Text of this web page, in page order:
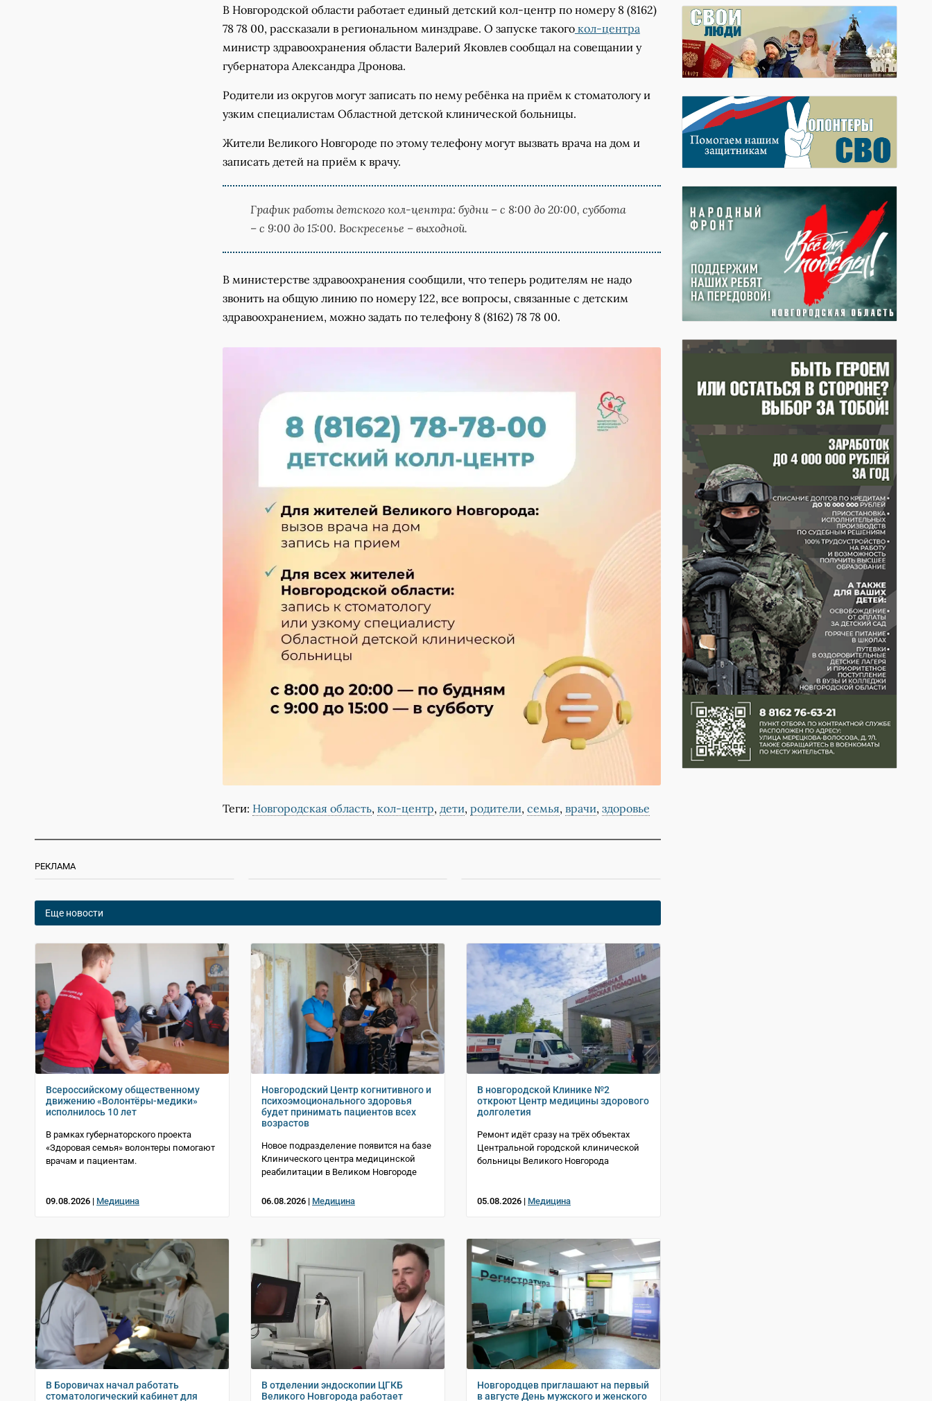
В Новгородской области работает единый детский кол-центр по номеру 8 (8162)
78 78 00, рассказали в региональном минздраве. О запуске такогокол-центра
министр здравоохранения области Валерий Яковлев сообщал на совещании у
губернатора Александра Дронова.
Родители из округов могут записать по нему ребёнка на приём к стоматологу и
узким специалистам Областной детской клинической больницы.
Жители Великого Новгороде по этому телефону могут вызвать врача на дом и
записать детей на приём к врачу.
График работы детского кол-центра: будни – с 8:00 до 20:00, суббота
– с 9:00 до 15:00. Воскресенье – выходной.
В министерстве здравоохранения сообщили, что теперь родителям не надо
звонить на общую линию по номеру 122, все вопросы, связанные с детским
здравоохранением, можно задать по телефону 8 (8162) 78 78 00.
Теги: Новгородская область, кол-центр, дети, родители, семья, врачи, здоровье
РЕКЛАМА
Еще новости
Всероссийскому общественному
движению «Волонтёры-медики»
исполнилось 10 лет
В рамках губернаторского проекта
«Здоровая семья» волонтеры помогают
врачам и пациентам.
09.08.2026 | Медицина
Новгородский Центр когнитивного и
психоэмоционального здоровья
будет принимать пациентов всех
возрастов
Новое подразделение появится на базе
Клинического центра медицинской
реабилитации в Великом Новгороде
06.08.2026 | Медицина
В новгородской Клинике №2
откроют Центр медицины здорового
долголетия
Ремонт идёт сразу на трёх объектах
Центральной городской клинической
больницы Великого Новгорода
05.08.2026 | Медицина
В Боровичах начал работать
стоматологический кабинет для
В отделении эндоскопии ЦГКБ
Великого Новгорода работает
Новгородцев приглашают на первый
в августе День мужского и женского